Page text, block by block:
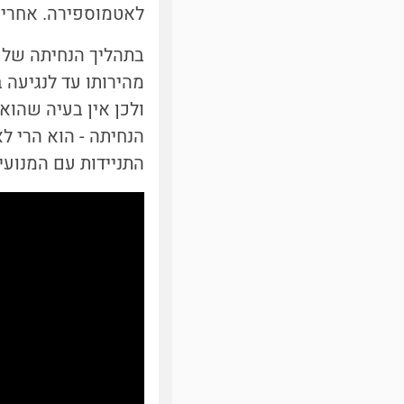
לאטמוספירה.
בתהליך הנחיתה
מהירותו עד
ולכן אין בעיה
הנחיתה - הוא הרי
התניידות עם